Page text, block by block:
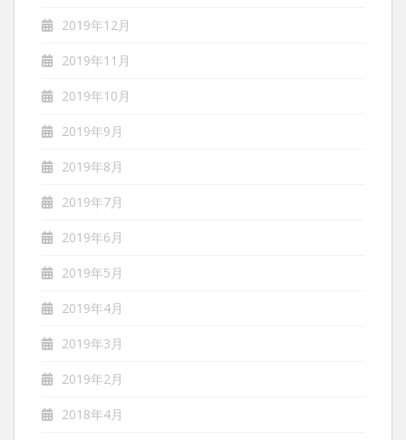
2019年12月
2019年11月
2019年10月
2019年9月
2019年8月
2019年7月
2019年6月
2019年5月
2019年4月
2019年3月
2019年2月
2018年4月